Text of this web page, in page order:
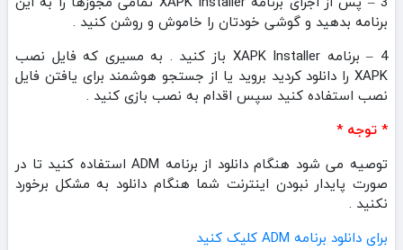
برنامه بدهید و گوشی خودتان را خاموش و روشن کنید .
4 – برنامه XAPK Installer باز کنید . به مسیری که فایل نصب
XAPK را دانلود کردید بروید یا از جستجو هوشمند برای یافتن فایل
نصب استفاده کنید سپس اقدام به نصب بازی کنید .
* توجه *
توصیه می شود هنگام دانلود از برنامه ADM استفاده کنید تا در
صورت پایدار نبودن اینترنت شما هنگام دانلود به مشکل برخورد
نکنید .
برای دانلود برنامه ADM کلیک کنید